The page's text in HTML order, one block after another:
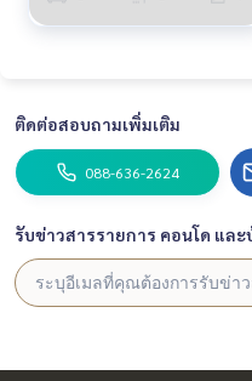
ติดต่อสอบถามเพิ่มเติม
088-636-2624
รับข่าวสารรายการ คอนโด และ